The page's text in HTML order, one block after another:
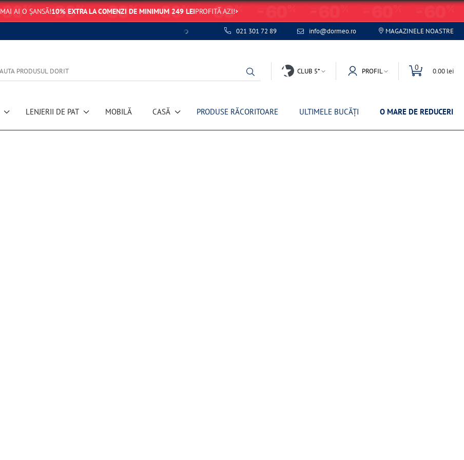
MAI AI O ȘANSĂ!10% EXTRA LA COMENZI DE MINIMUM 249 LEIPROFITĂ AZI!
021 301 72 89 info@dormeo.ro MAGAZINELE NOASTRE
CLUB 5* PROFIL 0 0.00 lei
LENJERII DE PAT MOBILĂ CASĂ PRODUSE RĂCORITOARE ULTIMELE BUCĂȚI O MARE DE REDUCERI